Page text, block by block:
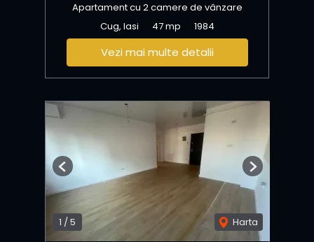
Apartament cu 2 camere de vânzare
Cug, Iasi
47 mp 1984
Vezi mai multe detalii
1 / 5 Harta
Previous Next